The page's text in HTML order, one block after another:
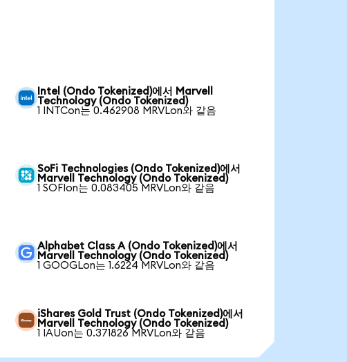
Intel (Ondo Tokenized)에서 Marvell
Technology (Ondo Tokenized)
1 INTCon는 0.462908 MRVLon와 같음
SoFi Technologies (Ondo Tokenized)에서
Marvell Technology (Ondo Tokenized)
1 SOFIon는 0.083405 MRVLon와 같음
Alphabet Class A (Ondo Tokenized)에서
Marvell Technology (Ondo Tokenized)
1 GOOGLon는 1.6224 MRVLon와 같음
iShares Gold Trust (Ondo Tokenized)에서
Marvell Technology (Ondo Tokenized)
1 IAUon는 0.371826 MRVLon와 같음